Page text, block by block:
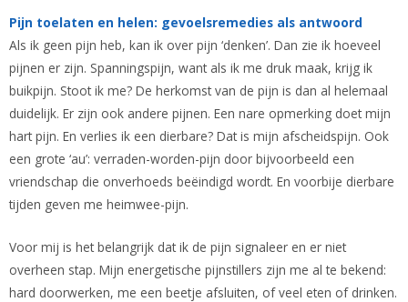
Pijn toelaten en helen: gevoelsremedies als antwoord
Als ik geen pijn heb, kan ik over pijn ‘denken’. Dan zie ik hoeveel
pijnen er zijn. Spanningspijn, want als ik me druk maak, krijg ik
buikpijn. Stoot ik me? De herkomst van de pijn is dan al helemaal
duidelijk. Er zijn ook andere pijnen. Een nare opmerking doet mijn
hart pijn. En verlies ik een dierbare? Dat is mijn afscheidspijn. Ook
een grote ‘au’: verraden-worden-pijn door bijvoorbeeld een
vriendschap die onverhoeds beëindigd wordt. En voorbije dierbare
tijden geven me heimwee-pijn.
Voor mij is het belangrijk dat ik de pijn signaleer en er niet
overheen stap. Mijn energetische pijnstillers zijn me al te bekend:
hard doorwerken, me een beetje afsluiten, of veel eten of drinken.